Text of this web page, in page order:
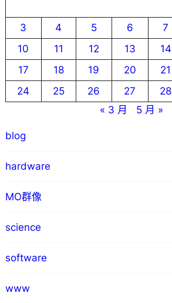
3
4 5 6 7
10
11 12 13 14
17
18 19 20 21
24
25 26 27 28
« 3 月
5 月 »
blog
hardware
MO群像
science
software
www